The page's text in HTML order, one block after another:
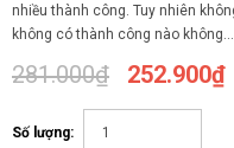
nhiều thành công. Tuy nhiên
không có thành công nào không...
281.000₫ 252.900₫
Số lượng: